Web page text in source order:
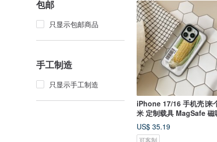
包邮
只显示包邮商品
手工制造
只显示手工制造
iPhone 17/16 手机壳∣来
米 定制载具 MagSafe 磁
机壳
US$ 35.19
可客制